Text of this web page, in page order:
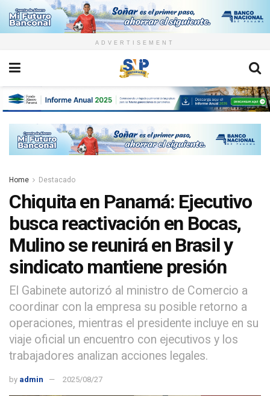
ADVERTISEMENT
Home Destacado
Chiquita en Panamá: Ejecutivo
busca reactivación en Bocas,
Mulino se reunirá en Brasil y
sindicato mantiene presión
El Gabinete autorizó al ministro de Comercio a
coordinar con la empresa su posible retorno a
operaciones, mientras el presidente incluye en su
viaje oficial un encuentro con ejecutivos y los
trabajadores analizan acciones legales.
by admin 2025/08/27